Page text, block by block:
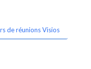
de réunions Visios